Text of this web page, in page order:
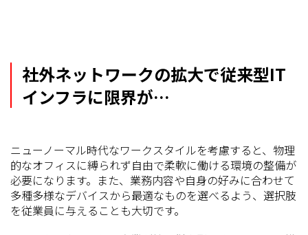
社外ネットワークの拡大で従来型IT
インフラに限界が…
ニューノーマル時代なワークスタイルを考慮すると、物理
的なオフィスに縛られず自由で柔軟に働ける環境の整備が
必要になります。また、業務内容や自身の好みに合わせて
多種多様なデバイスから最適なものを選べるよう、選択肢
を従業員に与えることも大切です。